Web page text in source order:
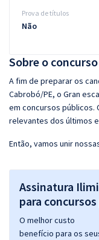
Sobre o concurso
A fim de preparar os
Cabrobó/PE, o Gran
em concursos públicos.
relevantes dos últimos
Então, vamos unir
Assinatura
para
O melhor custo
benefício para os
Prova de títulos
Não